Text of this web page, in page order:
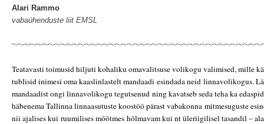
Alari Rammo
vabaühenduste liit EMSL
Teatavasti toimusid hiljuti kohaliku omavalitsuse volikogu valimised, mille
tublisid inimesi oma kaaslinlastelt mandaadi esindada neid linnavolikogus.
mandaadist ongi linnavolikogu tegutsenud ning kavatseb seda teha ka
häbenema Tallinna linnaasutuste koostöö pärast vabakonna mitmesuguste
nii ajalises kui ruumilises mõõtmes hõlmavam kui nt üleriigilisel tasandil –